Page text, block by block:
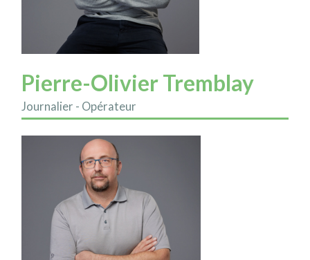
Pierre-Olivier Tremblay
Journalier - Opérateur